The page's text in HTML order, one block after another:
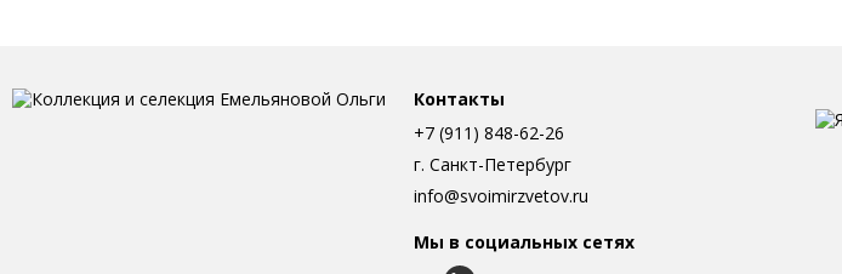
Контакты
+7 (911) 848-62-26
г. Санкт-Петербург
info@svoimirzvetov.ru
Мы в социальных сетях